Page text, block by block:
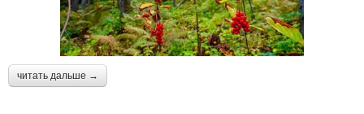
читать дальше →